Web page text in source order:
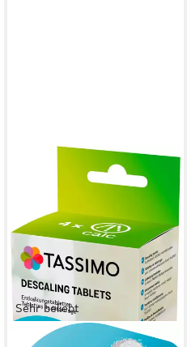
Sehr beliebt
BOSCH